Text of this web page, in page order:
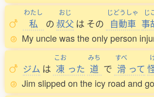
わたし
私 の
おじ
叔父 は その
じどうしゃ
自動車
じ
事
My uncle was the only person
ジム は
こお
凍 った
みち
道 で
すべ
滑 って
Jim slipped on the icy road and